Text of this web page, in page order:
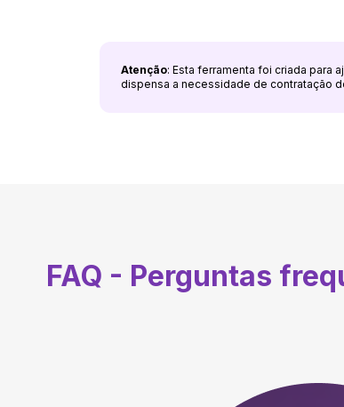
Atenção: Esta ferramenta foi criada para
dispensa a necessidade de contratação
FAQ - Perguntas